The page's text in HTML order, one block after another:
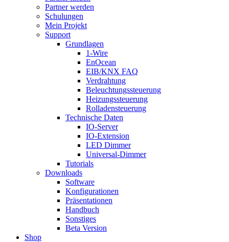
Partner werden
Schulungen
Mein Projekt
Support
Grundlagen
1-Wire
EnOcean
EIB/KNX FAQ
Verdrahtung
Beleuchtungssteuerung
Heizungssteuerung
Rolladensteuerung
Technische Daten
IO-Server
IO-Extension
LED Dimmer
Universal-Dimmer
Tutorials
Downloads
Software
Konfigurationen
Präsentationen
Handbuch
Sonstiges
Beta Version
Shop